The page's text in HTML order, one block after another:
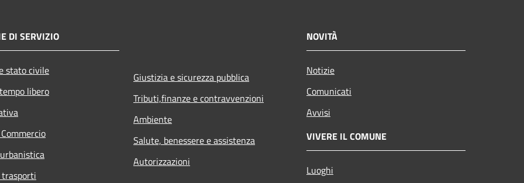
DI SERVIZIO
stato civile
libero
Giustizia e sicurezza pubblica
Tributi,finanze e contravvenzioni
Ambiente
Salute, benessere e assistenza
Autorizzazioni
NOVITÀ
Notizie
Comunicati
Avvisi
VIVERE IL COMUNE
Luoghi